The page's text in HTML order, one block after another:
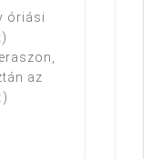
óriási
az